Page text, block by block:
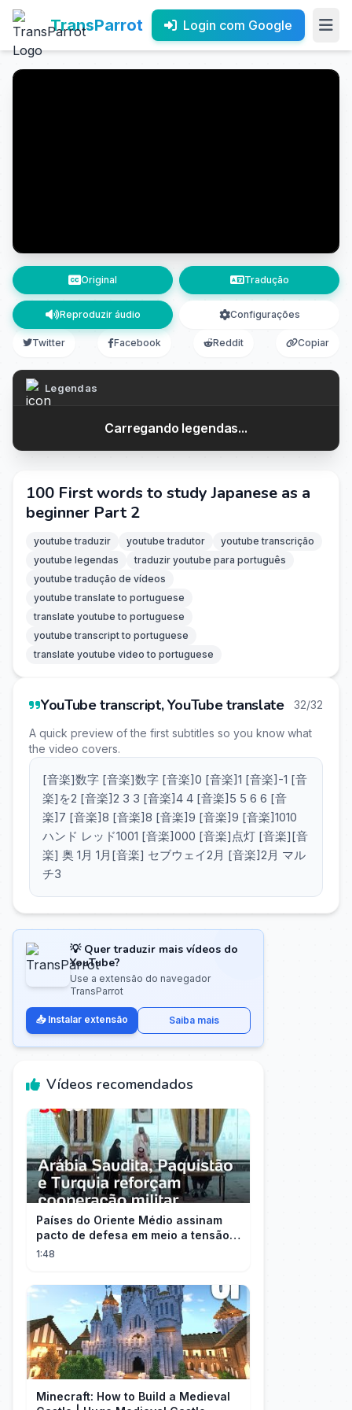
TransParrot Login com Google
Original Tradução
Reproduzir áudio Configurações
Twitter Facebook Reddit Copiar
Legendas
Carregando legendas...
100 First words to study Japanese as a
beginner Part 2
youtube traduzir youtube tradutor
youtube transcrição
youtube legendas
traduzir youtube para português
youtube tradução de vídeos
youtube translate to portuguese
translate youtube to portuguese
youtube transcript to portuguese
translate youtube video to portuguese
YouTube transcript, YouTube translate 32/32
A quick preview of the first subtitles so you know what
the video covers.
[音楽]数字 [音楽]数字 [音楽]0 [音楽]1 [音楽]-1 [音
楽]を2 [音楽]2 3 3 [音楽]4 4 [音楽]5 5 6 6 [音
楽]7 [音楽]8 [音楽]8 [音楽]9 [音楽]9 [音楽]1010
ハンド レッド1001 [音楽]000 [音楽]点灯 [音楽][音
楽] 奥 1月 1月[音楽] セブウェイ2月 [音楽]2月 マル
チ3
💡 Quer traduzir mais vídeos do
YouTube?
Use a extensão do navegador
TransParrot
📥 Instalar extensão Saiba mais
Vídeos recomendados
Países do Oriente Médio assinam
pacto de defesa em meio a tensão
com Irã
1:48
Minecraft: How to Build a Medieval